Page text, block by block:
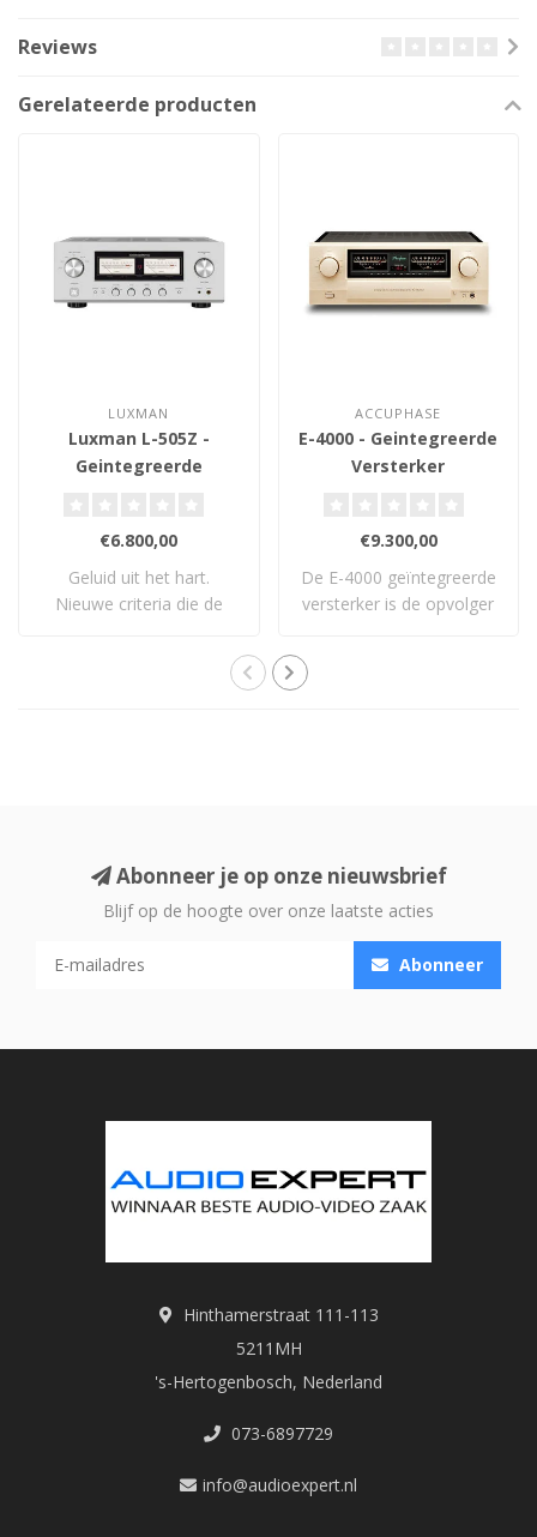
Reviews
Gerelateerde producten
LUXMAN
Luxman L-505Z -
Geintegreerde
€6.800,00
Geluid uit het hart.
Nieuwe criteria die de
ACCUPHASE
E-4000 - Geintegreerde
Versterker
€9.300,00
De E-4000 geïntegreerde
versterker is de opvolger
Abonneer je op onze nieuwsbrief
Blijf op de hoogte over onze laatste acties
Abonneer
Hinthamerstraat 111-113
5211MH
's-Hertogenbosch, Nederland
073-6897729
info@audioexpert.nl